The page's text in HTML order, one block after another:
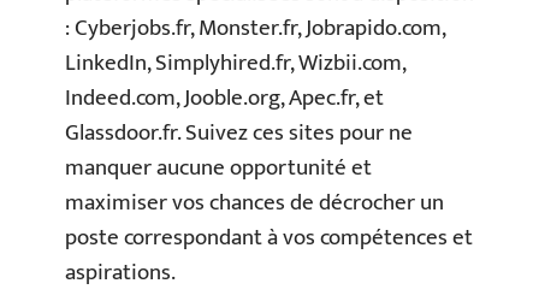
: Cyberjobs.fr, Monster.fr, Jobrapido.com,
LinkedIn, Simplyhired.fr, Wizbii.com,
Indeed.com, Jooble.org, Apec.fr, et
Glassdoor.fr. Suivez ces sites pour ne
manquer aucune opportunité et
maximiser vos chances de décrocher un
poste correspondant à vos compétences et
aspirations.